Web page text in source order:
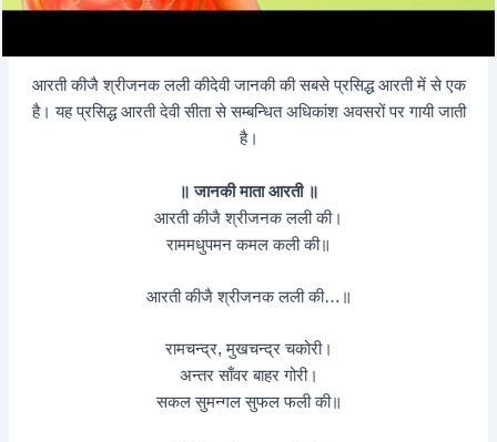
आरती कीजै श्रीजनक लली कीदेवी जानकी की सबसे प्रसिद्ध आरती में से एक
है। यह प्रसिद्ध आरती देवी सीता से सम्बन्धित अधिकांश अवसरों पर गायी जाती
है।
॥ जानकी माता आरती ॥
आरती कीजै श्रीजनक लली की।
राममधुपमन कमल कली की॥
आरती कीजै श्रीजनक लली की…॥
रामचन्द्र, मुखचन्द्र चकोरी।
अन्तर साँवर बाहर गोरी।
सकल सुमन्गल सुफल फली की॥